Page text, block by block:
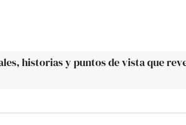
historias y puntos de vista que